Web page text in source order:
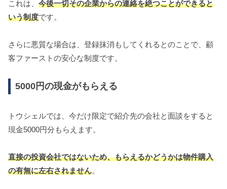
これは、 今後一切その企業からの連絡を絶つことができると
いう制度です。
さらに悪質な場合は、登録抹消もしてくれるとのことで、顧
客ファーストの安心な制度です。
5000円の現金がもらえる
トウシェルでは、今だけ限定で紹介先の会社と面談をすると
現金5000円分もらえます。
直接の投資会社ではないため、もらえるかどうかは物件購入
の有無に左右されません。